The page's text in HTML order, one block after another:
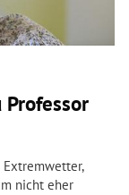
nicht eher